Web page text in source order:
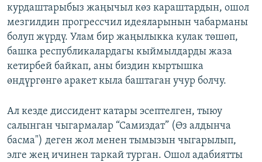
курдаштарыбыз жаңычыл көз караштардын, ошол
мезгилдин прогрессчил идеяларынын чабарманы
болуп жүрдү. Улам бир жаңылыкка кулак төшөп,
башка республикалардагы кыймылдарды жаза
кетирбей байкап, аны биздин кыртышка
өндүргөнгө аракет кыла баштаган учур болчу.
Ал кезде диссидент катары эсептелген, тыюу
салынган чыгармалар “Самиздат” (Өз алдынча
басма") деген жол менен тымызын чыгарылып,
элге жең ичинен таркай турган. Ошол адабиятты